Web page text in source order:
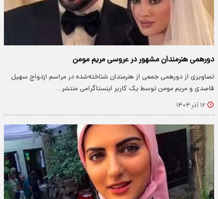
دورهمی هنرمندان مشهور در عروسی مریم مومن
تصاویری از دورهمی جمعی از هنرمندان شناخته‌شده در مراسم ازدواج سهیل
قاصدی و مریم مومن توسط یک کاربر اینستاگرامی منتشر…
۱۲ آذر ۱۴۰۴